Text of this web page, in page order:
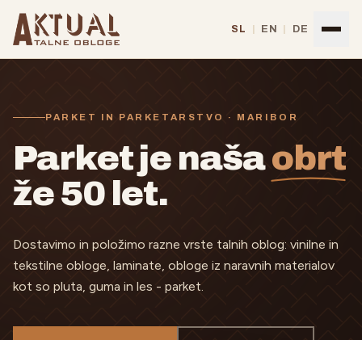
SL EN DE
PARKET IN PARKETARSTVO · MARIBOR
Parket je našaobrt
že 50 let.
Dostavimo in položimo razne vrste talnih oblog: vinilne in
tekstilne obloge, laminate, obloge iz naravnih materialov
kot so pluta, guma in les - parket.